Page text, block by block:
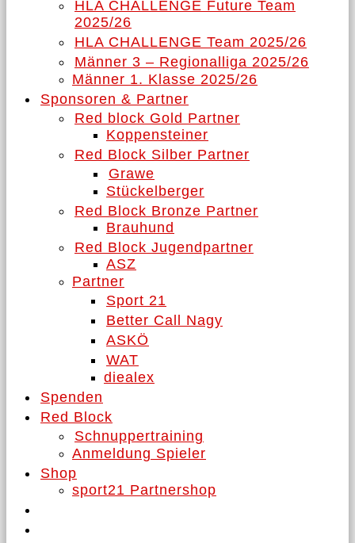
HLA CHALLENGE Future Team
2025/26
HLA CHALLENGE Team 2025/26
Männer 3 – Regionalliga 2025/26
Männer 1. Klasse 2025/26
Sponsoren & Partner
Red block Gold Partner
Koppensteiner
Red Block Silber Partner
Grawe
Stückelberger
Red Block Bronze Partner
Brauhund
Red Block Jugendpartner
ASZ
Partner
Sport 21
Better Call Nagy
ASKÖ
WAT
diealex
Spenden
Red Block
Schnuppertraining
Anmeldung Spieler
Shop
sport21 Partnershop